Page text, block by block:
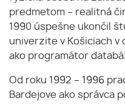
predmetom – realitná
1990 úspešne ukončil
univerzite v Košiciach
ako programátor
Od roku 1992 – 1996
Bardejove ako správca